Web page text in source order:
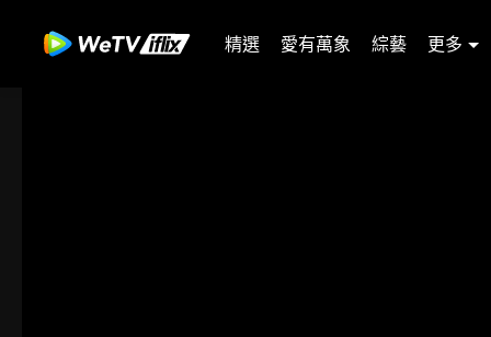
精選 愛有萬象 綜藝 更多